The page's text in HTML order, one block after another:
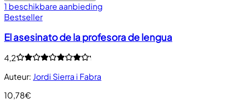
1 beschikbare aanbieding
Bestseller
El asesinato de la profesora de lengua
4,2
Auteur: Jordi Sierra i Fabra
10,78€